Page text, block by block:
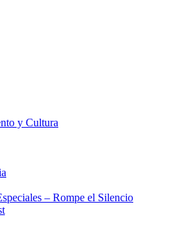
y Cultura
– Rompe el Silencio